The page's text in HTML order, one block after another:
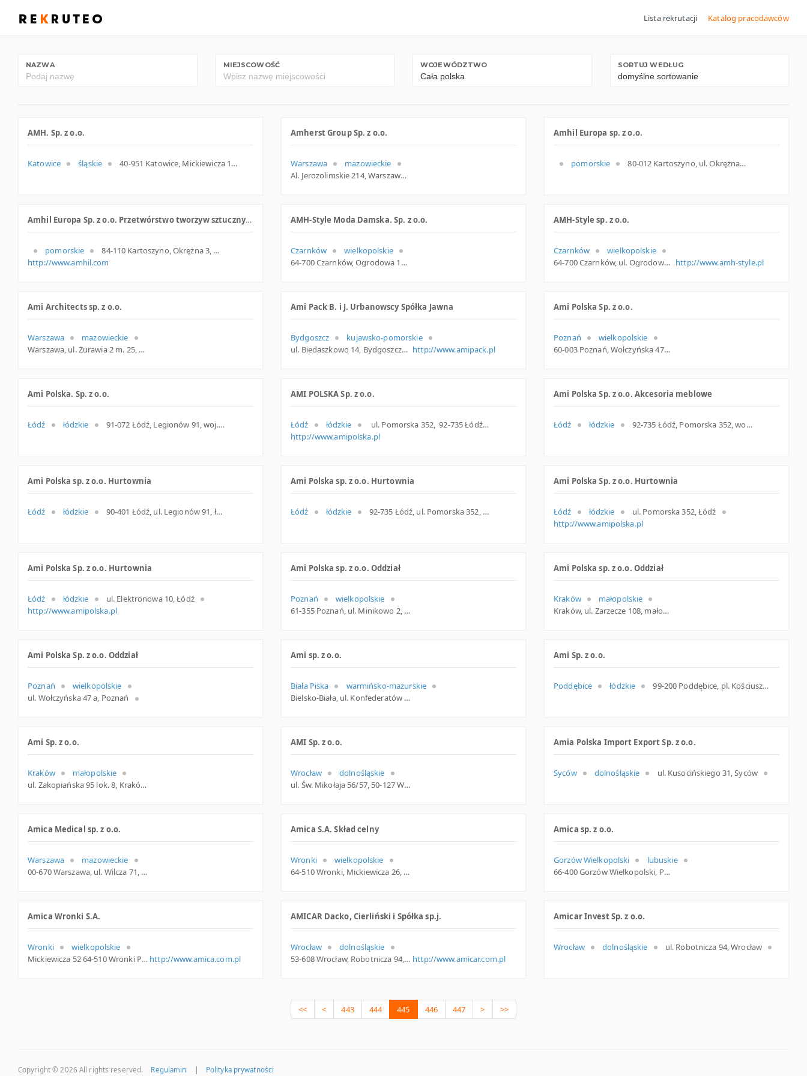
Lista rekrutacji Katalog pracodawców
NAZWA MIEJSCOWOŚĆ WOJEWÓDZTWO SORTUJ WEDŁUG
AMH. Sp. z o.o.
Katowice śląskie 40-951 Katowice, Mickiewicza 15, woj. Śląskie, pow. Katowice, gm. Katowice
Amherst Group Sp. z o.o.
Warszawa
mazowieckie
Al. Jerozolimskie 214, Warszawa
Amhil Europa sp. z o.o.
pomorskie 80-012 Kartoszyno, ul. Okrężna 3, pomorskie
Amhil Europa Sp. z o.o. Przetwórstwo tworzyw sztucznych
pomorskie
84-110 Kartoszyno, Okrężna 3, woj. Pomorskie, pow. Pucki, gm. Krokowa
http://www.amhil.com
AMH-Style Moda Damska. Sp. z o.o.
Czarnków
wielkopolskie
64-700 Czarnków, Ogrodowa 14, woj. Wielkopolskie, pow. Czarnkowsko-trzcianecki, gm. Czarnków
AMH-Style sp. z o.o.
Czarnków
wielkopolskie
64-700 Czarnków, ul. Ogrodowa 14, wielkopolskie http://www.amh-style.pl
Ami Architects sp. z o.o.
Warszawa
mazowieckie
Warszawa, ul. Żurawia 2 m. 25, mazowieckie
Ami Pack B. i J. Urbanowscy Spółka Jawna
Bydgoszcz
kujawsko-pomorskie
ul. Biedaszkowo 14, Bydgoszcz http://www.amipack.pl
Ami Polska Sp. z o.o.
Poznań
wielkopolskie
60-003 Poznań, Wołczyńska 47a, woj. Wielkopolskie, pow. Poznań, gm. Poznań
Ami Polska. Sp. z o.o.
Łódź łódzkie 91-072 Łódź, Legionów 91, woj. Łódzkie, pow. Łódź, gm. Łódź
AMI POLSKA Sp. z o.o.
Łódź łódzkie
ul. Pomorska 352, 92-735 Łódź, m. Łódź, łódzkie
http://www.amipolska.pl
Ami Polska Sp. z o.o. Akcesoria meblowe
Łódź łódzkie 92-735 Łódź, Pomorska 352, woj. Łódzkie, pow. Łódź, gm. Łódź
Ami Polska sp. z o.o. Hurtownia
Łódź łódzkie 90-401 Łódź, ul. Legionów 91, łódzkie
Ami Polska sp. z o.o. Hurtownia
Łódź łódzkie 92-735 Łódź, ul. Pomorska 352, łódzkie
Ami Polska Sp. z o.o. Hurtownia
Łódź łódzkie
ul. Pomorska 352, Łódź
http://www.amipolska.pl
Ami Polska Sp. z o.o. Hurtownia
Łódź łódzkie
ul. Elektronowa 10, Łódź
http://www.amipolska.pl
Ami Polska sp. z o.o. Oddział
Poznań
wielkopolskie
61-355 Poznań, ul. Minikowo 2, wielkopolskie
Ami Polska sp. z o.o. Oddział
Kraków
małopolskie
Kraków, ul. Zarzecze 108, małopolskie
Ami Polska Sp. z o.o. Oddział
Poznań
wielkopolskie
ul. Wołczyńska 47 a, Poznań
Ami sp. z o.o.
Biała Piska
warmińsko-mazurskie
Bielsko-Biała, ul. Konfederatów Barskich 10, śląskie
Ami Sp. z o.o.
Poddębice łódzkie 99-200 Poddębice, pl. Kościuszki 37a, woj. Łódzkie, pow. Poddębicki, gm. Poddębice
Ami Sp. z o.o.
Kraków
małopolskie
ul. Zakopiańska 95 lok. 8, Kraków
AMI Sp. z o.o.
Wrocław
dolnośląskie
ul. Św. Mikołaja 56/57, 50-127 Wrocław, dolnośląskie
Amia Polska Import Export Sp. z o.o.
Syców dolnośląskie ul. Kusocińskiego 31, Syców
Amica Medical sp. z o.o.
Warszawa
mazowieckie
00-670 Warszawa, ul. Wilcza 71, mazowieckie
Amica S.A. Skład celny
Wronki
wielkopolskie
64-510 Wronki, Mickiewicza 26, wielkopolskie
Amica sp. z o.o.
Gorzów Wielkopolski
lubuskie
66-400 Gorzów Wielkopolski, Pocztowa 20, lubuskie
Amica Wronki S.A.
Wronki
wielkopolskie
Mickiewicza 52 64-510 Wronki Polska http://www.amica.com.pl
AMICAR Dacko, Cierliński i Spółka sp.j.
Wrocław
dolnośląskie
53-608 Wrocław, Robotnicza 94, dolnośląskie http://www.amicar.com.pl
Amicar Invest Sp. z o.o.
Wrocław dolnośląskie ul. Robotnicza 94, Wrocław
<< < 443 444 445 446 447 > >>
Copyright © 2026 All rights reserved. Regulamin Polityka prywatności